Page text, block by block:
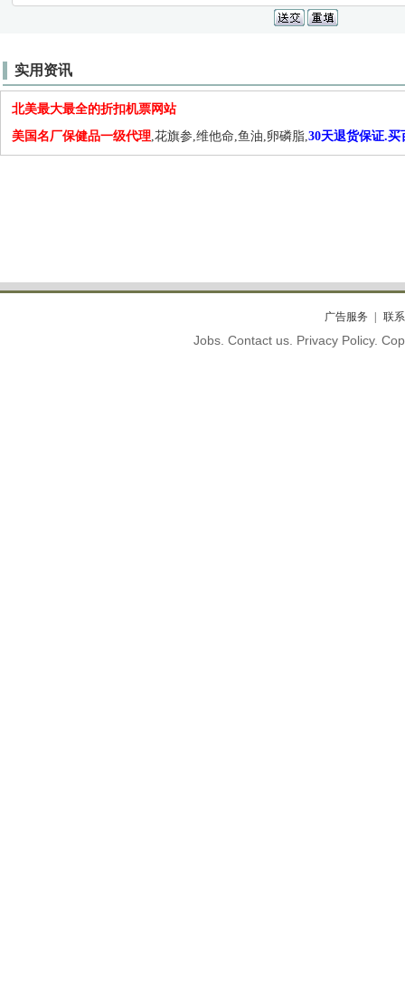
实用资讯
北美最大最全的折扣机票网站
美国名厂保健品一级代理,花旗参,维他命,鱼油,卵磷脂,30天退货保证.买
广告服务 联
Jobs. Contact us. Privacy Policy.